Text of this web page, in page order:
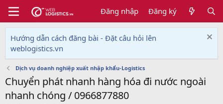
Đăng nhập Đăng ký
Hướng dẫn cách đăng bài - Đặt câu hỏi lên
weblogistics.vn
Dịch vụ doanh nghiệp xuất nhập khẩu-Logistics
Chuyển phát nhanh hàng hóa đi nước ngoài
nhanh chóng / 0966877880